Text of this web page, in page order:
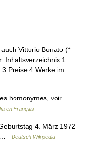
Vittorio Bonato (*
Inhaltsverzeichnis 1
Preise 4 Werke im
homonymes, voir
en Français
4. März 1972
…
Deutsch Wikipedia